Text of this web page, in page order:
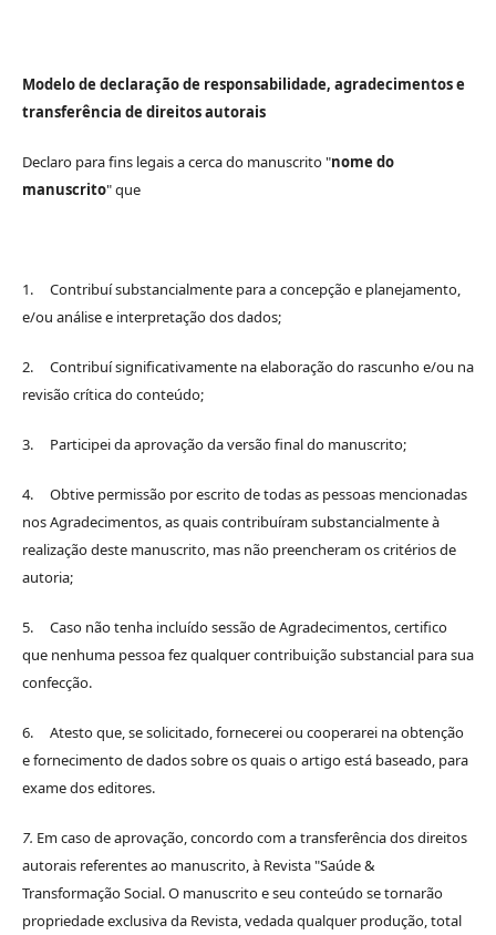
Modelo de declaração de responsabilidade, agradecimentos e
transferência de direitos autorais
Declaro para fins legais a cerca do manuscrito "nome do
manuscrito" que
1. Contribuí substancialmente para a concepção e planejamento,
e/ou análise e interpretação dos dados;
2. Contribuí significativamente na elaboração do rascunho e/ou na
revisão crítica do conteúdo;
3. Participei da aprovação da versão final do manuscrito;
4. Obtive permissão por escrito de todas as pessoas mencionadas
nos Agradecimentos, as quais contribuíram substancialmente à
realização deste manuscrito, mas não preencheram os critérios de
autoria;
5. Caso não tenha incluído sessão de Agradecimentos, certifico
que nenhuma pessoa fez qualquer contribuição substancial para sua
confecção.
6. Atesto que, se solicitado, fornecerei ou cooperarei na obtenção
e fornecimento de dados sobre os quais o artigo está baseado, para
exame dos editores.
7. Em caso de aprovação, concordo com a transferência dos direitos
autorais referentes ao manuscrito, à Revista "Saúde &
Transformação Social. O manuscrito e seu conteúdo se tornarão
propriedade exclusiva da Revista, vedada qualquer produção, total